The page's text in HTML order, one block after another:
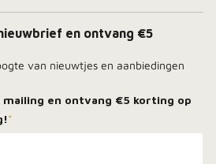
en ontvang €5
van nieuwtjes en aanbiedingen
mailing en ontvang €5 korting op
*